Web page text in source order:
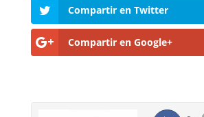
Compartir en Twitter
Compartir en Google+